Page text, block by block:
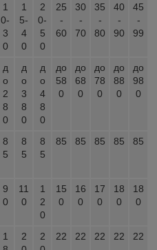
1
0-
3
0
1
5-
4
0
2
0-
5
0
25
-
60
30
-
70
35
-
80
40
-
90
45
-
99
д
о
2
8
0
д
о
3
8
0
д
о
4
8
0
до
58
0
до
68
0
до
78
0
до
88
0
до
98
0
8
5
8
5
8
5
85 85 85 85 85
9
0
11
0
1
2
0
15
0
16
0
17
0
18
0
18
0
1
2
2
22 22 22 22 22